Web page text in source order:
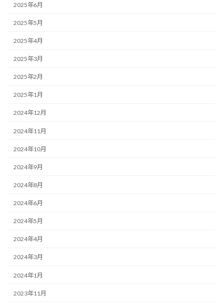
2025年6月
2025年5月
2025年4月
2025年3月
2025年2月
2025年1月
2024年12月
2024年11月
2024年10月
2024年9月
2024年8月
2024年6月
2024年5月
2024年4月
2024年3月
2024年1月
2023年11月